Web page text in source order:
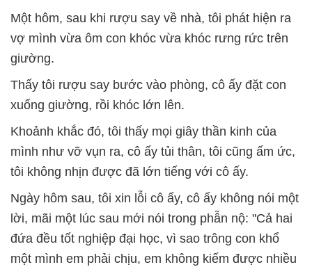
Một hôm, sau khi rượu say về nhà, tôi phát hiện ra
vợ mình vừa ôm con khóc vừa khóc rưng rức trên
giường.
Thấy tôi rượu say bước vào phòng, cô ấy đặt con
xuống giường, rồi khóc lớn lên.
Khoảnh khắc đó, tôi thấy mọi giây thần kinh của
mình như vỡ vụn ra, cô ấy tủi thân, tôi cũng ấm ức,
tôi không nhịn được đã lớn tiếng với cô ấy.
Ngày hôm sau, tôi xin lỗi cô ấy, cô ấy không nói một
lời, mãi một lúc sau mới nói trong phẫn nộ: "Cả hai
đứa đều tốt nghiệp đại học, vì sao trông con khổ
một mình em phải chịu, em không kiếm được nhiều